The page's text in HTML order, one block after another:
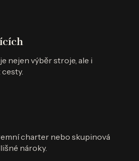
nejen výběr stroje, ale i
charter nebo skupinová
nároky.